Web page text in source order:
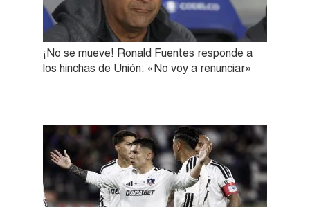
¡No se mueve! Ronald Fuentes responde a
los hinchas de Unión: «No voy a renunciar»